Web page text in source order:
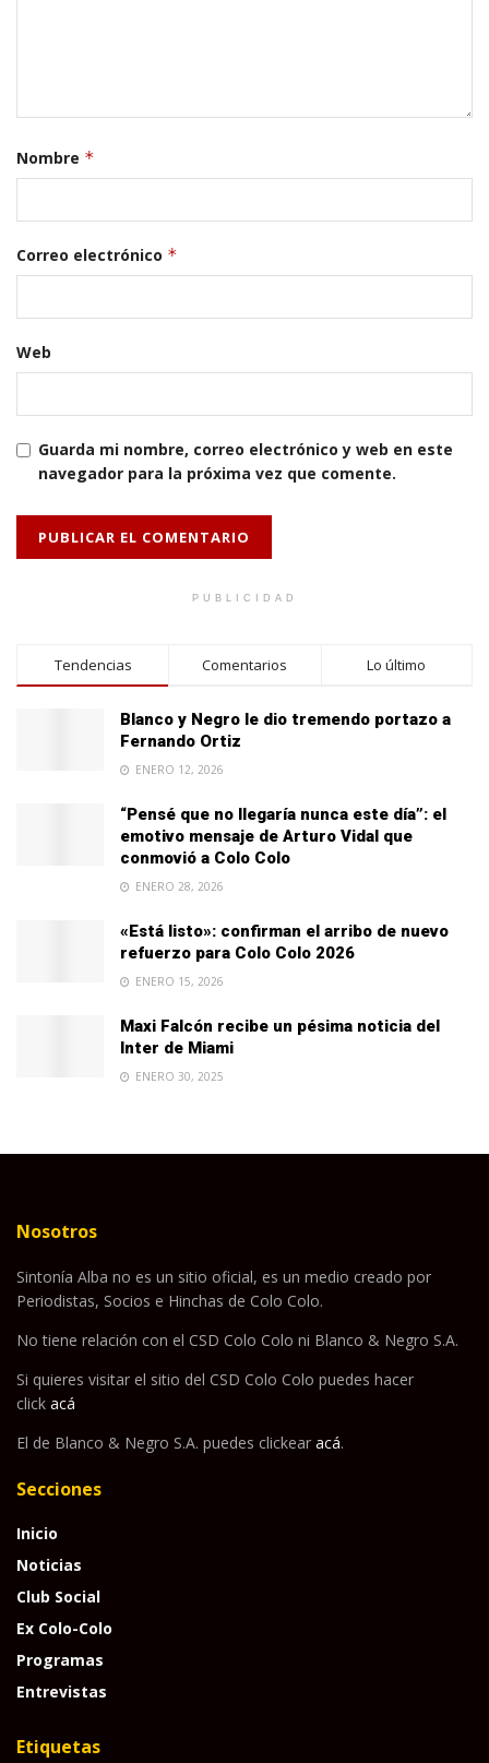
Nombre *
Correo electrónico *
Web
Guarda mi nombre, correo electrónico y web en este
navegador para la próxima vez que comente.
PUBLICIDAD
Tendencias Comentarios Lo último
Blanco y Negro le dio tremendo portazo a
Fernando Ortiz
ENERO 12, 2026
“Pensé que no llegaría nunca este día”: el
emotivo mensaje de Arturo Vidal que
conmovió a Colo Colo
ENERO 28, 2026
«Está listo»: confirman el arribo de nuevo
refuerzo para Colo Colo 2026
ENERO 15, 2026
Maxi Falcón recibe un pésima noticia del
Inter de Miami
ENERO 30, 2025
Nosotros
Sintonía Alba no es un sitio oficial, es un medio creado por
Periodistas, Socios e Hinchas de Colo Colo.
No tiene relación con el CSD Colo Colo ni Blanco & Negro S.A.
Si quieres visitar el sitio del CSD Colo Colo puedes hacer
click acá
El de Blanco & Negro S.A. puedes clickear acá.
Secciones
Inicio
Noticias
Club Social
Ex Colo-Colo
Programas
Entrevistas
Etiquetas